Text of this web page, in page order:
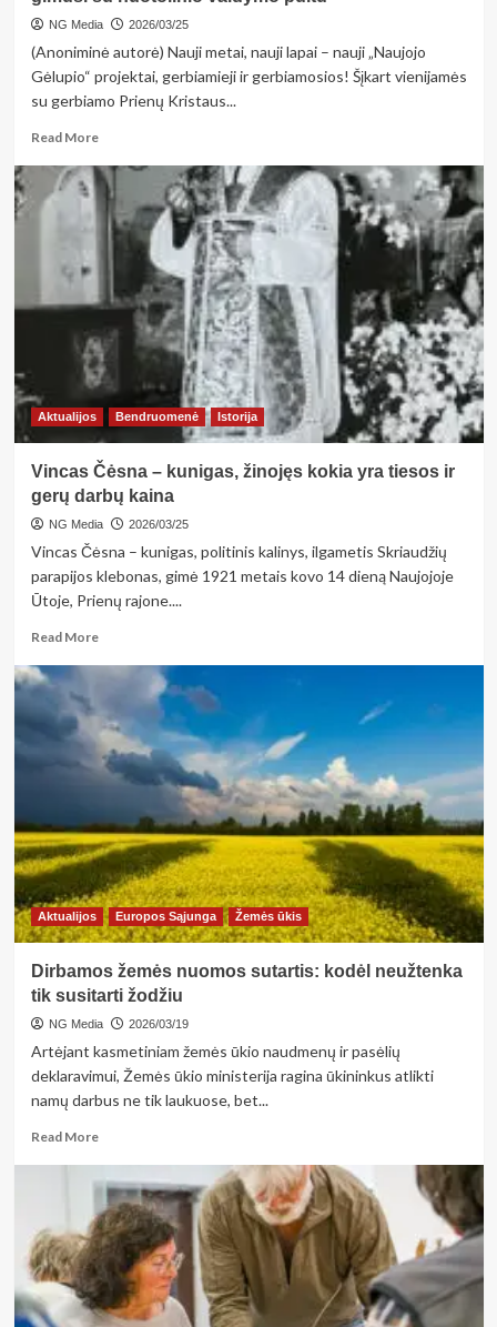
NG Media 2026/03/25
(Anoniminė autorė) Nauji metai, nauji lapai – nauji „Naujojo
Gėlupio“ projektai, gerbiamieji ir gerbiamosios! Šįkart vienijamės
su gerbiamo Prienų Kristaus...
Read MoreRead
about
„Jei
būčiau
kontroliuoti,
būčiau
gimusi
su
nuotolinio
valdymo
pultu“
Aktualijos Bendruomenė Istorija
Vincas Čėsna – kunigas, žinojęs kokia yra tiesos ir
gerų darbų kaina
NG Media 2026/03/25
Vincas Čėsna – kunigas, politinis kalinys, ilgametis Skriaudžių
parapijos klebonas, gimė 1921 metais kovo 14 dieną Naujojoje
Ūtoje, Prienų rajone....
Read MoreRead
about
Čėsna
–
kunigas,
žinojęs
yra
tiesos
ir
gerų
darbų
kaina
Aktualijos Europos Sąjunga Žemės ūkis
Dirbamos žemės nuomos sutartis: kodėl neužtenka
tik susitarti žodžiu
NG Media 2026/03/19
Artėjant kasmetiniam žemės ūkio naudmenų ir pasėlių
deklaravimui, Žemės ūkio ministerija ragina ūkininkus atlikti
namų darbus ne tik laukuose, bet...
Read MoreRead
Dirbamos
žemės
nuomos
sutartis:
kodėl
neužtenka
tik